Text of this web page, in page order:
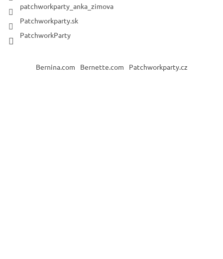
patchworkparty_anka_zimova
Patchworkparty.sk
PatchworkParty
Bernina.com Bernette.com Patchworkparty.cz